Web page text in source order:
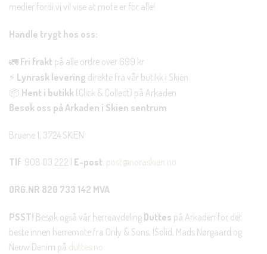
medier fordi vi vil vise at mote er for alle!
Handle trygt hos oss:
🚛 Fri frakt på alle ordre over 699 kr.
⚡ Lynrask levering direkte fra vår butikk i Skien.
📦 Hent i butikk (Click & Collect) på Arkaden.
Besøk oss på Arkaden i Skien sentrum
Bruene 1, 3724 SKIEN
Tlf: 908 03 222 | E-post: post@noraskien.no
ORG.NR 820 733 142 MVA
PSST! Besøk også vår herreavdeling Duttes på Arkaden for det
beste innen herremote fra Only & Sons, !Solid, Mads Nørgaard og
Neuw Denim på duttes.no